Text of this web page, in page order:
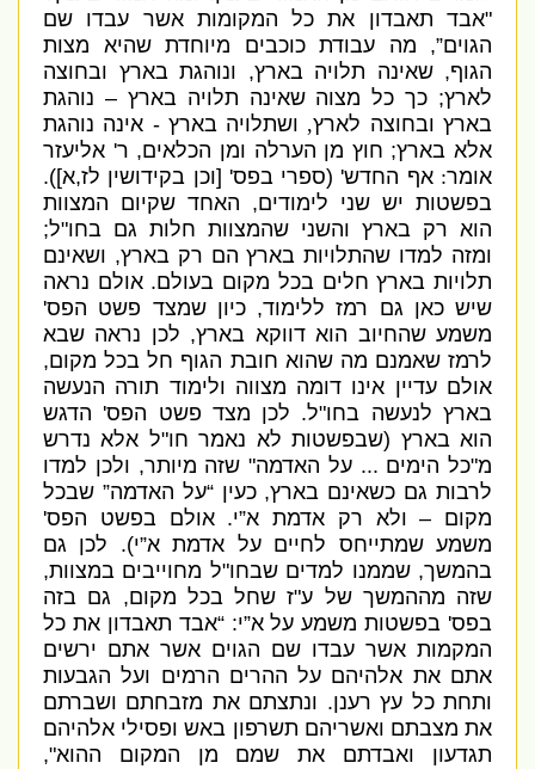
אבד תאבדון את כל המקומות אשר עבדו שם
הגוים”,מה עבודת כוכבים מיוחדת שהיא מצות
הגוף,שאינה תלויה בארץ,ונוהגת בארץ ובחוצה
לארץ;כך כל מצוה שאינה תלויה בארץ –
נוהגת
בארץ ובחוצה לארץ, ושתלויה בארץ- אינה נוהגת
אלא בארץ;חוץ מן הערלה ומן הכלאים,ר 'אליעזר
אומר:אף החדש' (ספרי בפס' [וכן בקידושין לז ,א]).
בפשטות יש שני לימודים,האחד שקיום המצוות
הוא רק בארץ והשני שהמצוות חלות גם בחו"ל;
ומזה למדו שהתלויות בארץ הם רק בארץ,ושאינם
תלויות בארץ חלים בכל מקום בעולם.אולם נראה
שיש כאן גם רמז ללימוד,כיון שמצד פשט הפס'
משמע שהחיוב הוא דווקא בארץ,לכן נראה שבא
לרמז שאמנם מה שהוא חובת הגוף חל בכל מקום,
אולם עדיין אינו דומה מצווה ולימוד תורה הנעשה
בארץ לנעשה בחו"ל.לכן מצד פשט הפס'הדגש
הוא בארץ(שבפשטות לא נאמר חו"ל אלא נדרש
"כל הימים...על האדמה"שזה מיותר,ולכן למדו
לרבות גם כשאינם בארץ,כעין “על האדמה” שבכל
מקום – ולא רק אדמת א”י.אולם בפשט הפס'
משמע שמתייחס לחיים על אדמת א”י).לכן גם
בהמשך,שממנו למדים שבחו"ל מחוייבים במצוות,
שזה מההמשך של ע "ז שחל בכל מקום,גם בזה
בפס'בפשטות משמע על א”י: “אבד תאבדון את כל
המקמות אשר עבדו שם הגוים אשר אתם ירשים
אתם את אלהיהם על ההרים הרמים ועל הגבעות
ותחת כל עץ רענן.ונתצתם את מזבחתם ושברתם
את מצבתם ואשריהם תשרפון באש ופסילי אלהיהם
תגדעון ואבדתם את שמם מן המקום ההוא",